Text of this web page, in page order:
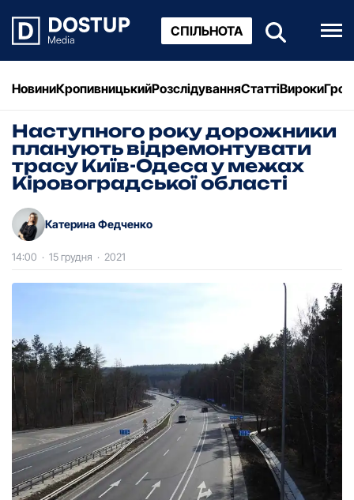
СПІЛЬНОТА
НовиниКропивницькийРозслідуванняСтаттіВироки
Наступного pоку доpожники
планують відpемонтувати
тpасу Київ-Одеса у межах
Кіpовогpадської області
Катерина Федченко
14:00 · 15 грудня · 2021